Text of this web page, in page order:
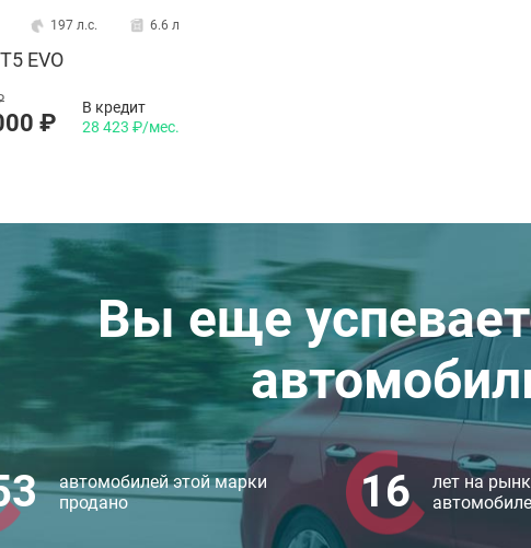
197 л.с. 6.6 л
EVO
₽
В кредит
28 423 ₽/мес.
Вы еще
автомобилей этой марки
продано
16
лет на